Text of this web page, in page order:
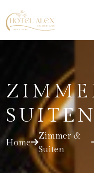
SUITEN
Home
Zimmer &
Suiten